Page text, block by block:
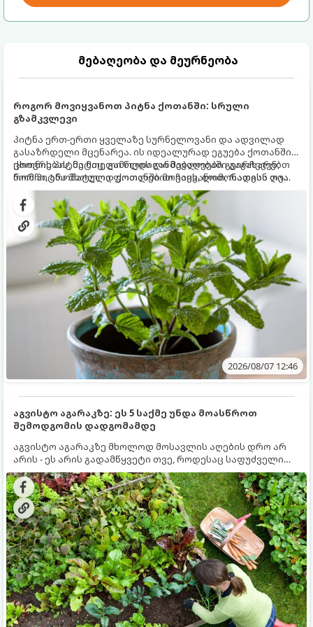
მებაღეობა და მეურნეობა
როგორ მოვიყვანოთ პიტნა ქოთანში: სრული
გზამკვლევი
პიტნა ერთ-ერთი ყველაზე სურნელოვანი და ადვილად
გასაზრდელი მცენარეა. ის იდეალურად ეგუება ქოთანში
ცხოვრებას, მეტიც, გამოცდილი მებაღეები გვირჩევენ,
რომ პიტნა მხოლოდ ქოთანში მოვიყვანოთ, რადგან ღია
გრუნტში (ბაღში) დარგვისას ის ფესვებით ძალიან
სწრაფად ვრცელდება და სხვა მცენარეებს ავიწროებს.
ქოთნის პიტნა მთელი წლის განმავლობაში გაგახარებთ
ნორჩი, არომატული ფოთლებით ჩაის, ლიმონათისა თუ
კერძებისთვის.
2026/08/07 12:46
აგვისტო აგარაკზე: ეს 5 საქმე უნდა მოასწროთ
შემოდგომის დადგომამდე
აგვისტო აგარაკზე მხოლოდ მოსავლის აღების დრო არ
არის - ეს არის გადამწყვეტი თვე, როდესაც საფუძველი
ეყრება მომავალი წლის მოსავალს და ბაღი მზადდება
შემოდგომა-ზამთრის სეზონისთვის. იმისათვის, რომ
ნიადაგმა ენერგია აღიდგინოს, ხოლო მცენარეებმა
ზამთარს გაუძლონ, აგვისტოს ბოლომდე 5
მნიშვნელოვანი საქმის გაკეთება უნდა მოასწროთ: